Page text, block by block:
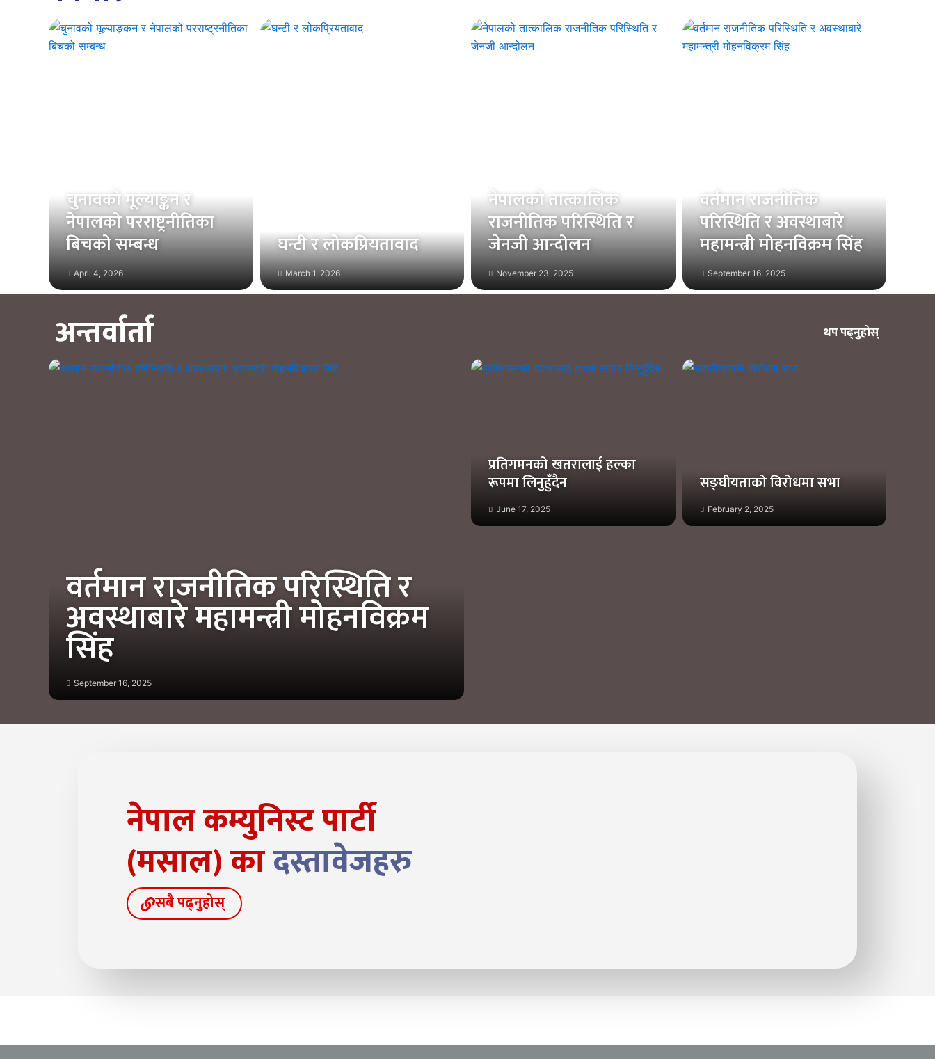
चुनावको मूल्याङ्कन र
नेपालको परराष्ट्रनीतिका
बिचको सम्बन्ध
April 4, 2026
घन्टी र लोकप्रियतावाद
March 1, 2026
नेपालको तात्कालिक
राजनीतिक परिस्थिति र
जेनजी आन्दोलन
November 23, 2025
वर्तमान राजनीतिक
परिस्थिति र अवस्थाबारे
महामन्त्री मोहनविक्रम सिंह
September 16, 2025
अन्तर्वार्ता थप पढ्नुहोस्
वर्तमान राजनीतिक परिस्थिति र
अवस्थाबारे महामन्त्री मोहनविक्रम
सिंह
September 16, 2025
प्रतिगमनको खतरालाई हल्का
रूपमा लिनुहुँदैन
June 17, 2025
सङ्घीयताको विरोधमा सभा
February 2, 2025
नेपाल कम्युनिस्ट पार्टी
(मसाल) कादस्तावेजहरु
सबै पढ्नुहोस्